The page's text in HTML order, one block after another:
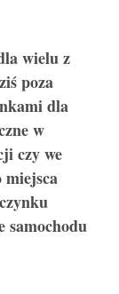
porad jak
czym
wielu z
poza
dla
w
czy we
miejsca
samochodu